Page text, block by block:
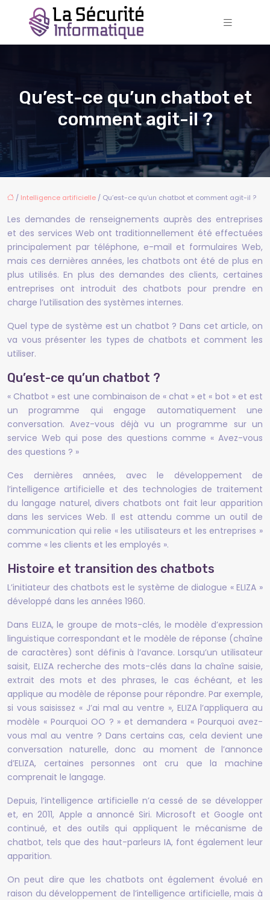
Qu’est-ce qu’un chatbot et
comment agit-il ?
/ Intelligence artificielle / Qu’est-ce qu’un chatbot et comment agit-il ?
Les demandes de renseignements auprès des entreprises
et des services Web ont traditionnellement été effectuées
principalement par téléphone, e-mail et formulaires Web,
mais ces dernières années, les chatbots ont été de plus en
plus utilisés. En plus des demandes des clients, certaines
entreprises ont introduit des chatbots pour prendre en
charge l’utilisation des systèmes internes.
Quel type de système est un chatbot ? Dans cet article, on
va vous présenter les types de chatbots et comment les
utiliser.
Qu’est-ce qu’un chatbot ?
« Chatbot » est une combinaison de « chat » et « bot » et est
un programme qui engage automatiquement une
conversation. Avez-vous déjà vu un programme sur un
service Web qui pose des questions comme « Avez-vous
des questions ? »
Ces dernières années, avec le développement de
l’intelligence artificielle et des technologies de traitement
du langage naturel, divers chatbots ont fait leur apparition
dans les services Web. Il est attendu comme un outil de
communication qui relie « les utilisateurs et les entreprises »
comme « les clients et les employés ».
Histoire et transition des chatbots
L’initiateur des chatbots est le système de dialogue « ELIZA »
développé dans les années 1960.
Dans ELIZA, le groupe de mots-clés, le modèle d’expression
linguistique correspondant et le modèle de réponse (chaîne
de caractères) sont définis à l’avance. Lorsqu’un utilisateur
saisit, ELIZA recherche des mots-clés dans la chaîne saisie,
extrait des mots et des phrases, le cas échéant, et les
applique au modèle de réponse pour répondre. Par exemple,
si vous saisissez « J’ai mal au ventre », ELIZA l’appliquera au
modèle « Pourquoi OO ? » et demandera « Pourquoi avez-
vous mal au ventre ? Dans certains cas, cela devient une
conversation naturelle, donc au moment de l’annonce
d’ELIZA, certaines personnes ont cru que la machine
comprenait le langage.
Depuis, l’intelligence artificielle n’a cessé de se développer
et, en 2011, Apple a annoncé Siri. Microsoft et Google ont
continué, et des outils qui appliquent le mécanisme de
chatbot, tels que des haut-parleurs IA, font également leur
apparition.
On peut dire que les chatbots ont également évolué en
raison du développement de l’intelligence artificielle, mais à